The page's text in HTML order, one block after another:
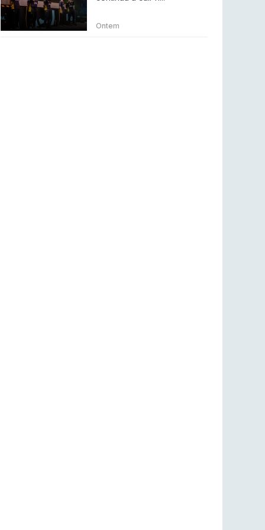
BLAST Bounty S2 na RTP Arena: Regressa o
melhor Counter-Strike
Ontem